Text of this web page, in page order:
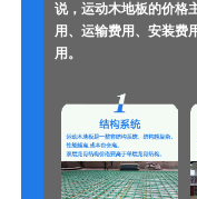
说，运动木地板的价格
用、运输费用、安装费
用。